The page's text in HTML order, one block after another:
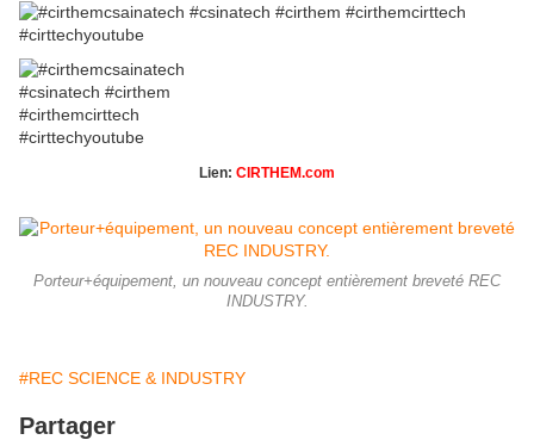
Lien: CIRTHEM.com
Porteur+équipement, un nouveau concept entièrement breveté REC
INDUSTRY.
#REC SCIENCE & INDUSTRY
Partager